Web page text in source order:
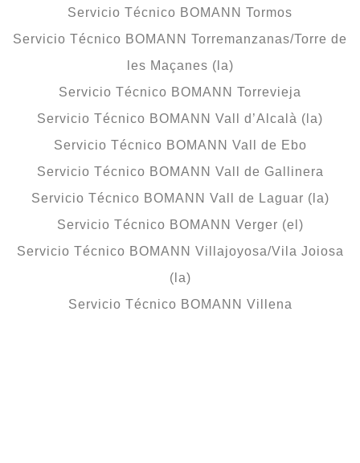
Servicio Técnico BOMANN Tormos
Servicio Técnico BOMANN Torremanzanas/Torre de
les Maçanes (la)
Servicio Técnico BOMANN Torrevieja
Servicio Técnico BOMANN Vall d’Alcalà (la)
Servicio Técnico BOMANN Vall de Ebo
Servicio Técnico BOMANN Vall de Gallinera
Servicio Técnico BOMANN Vall de Laguar (la)
Servicio Técnico BOMANN Verger (el)
Servicio Técnico BOMANN Villajoyosa/Vila Joiosa
(la)
Servicio Técnico BOMANN Villena